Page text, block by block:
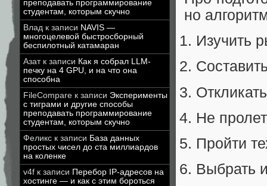
преподавать программирование
студентам, которым скучно
Влад к записи NAVIS —
многоцелевой быстросборный
беспилотный катамаран
Азатк записи Как я собрал LLM-
печку на 4 GPU, и на что она
способна
FileCompare к записи Эксперименты
с тиграми и другие способы
преподавать программирование
студентам, которым скучно
Феликс к записи База данных
простых чисел до ста миллиардов
на коленке
v4f к записи Перебор IP-адресов на
хостинге — и как с этим бороться
но
Изучить
Не
Пройти
Выбрать